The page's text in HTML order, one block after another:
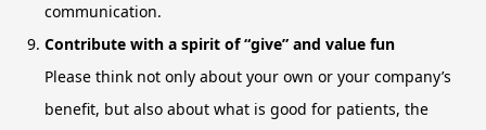
communication.
Contribute with a spirit of “give” and value fun
Please think not only about your own or your company’s
benefit, but also about what is good for patients, the